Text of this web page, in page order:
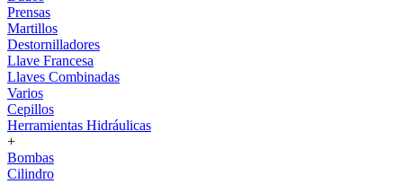
Prensas
Martillos
Destornilladores
Llave Francesa
Llaves Combinadas
Varios
Cepillos
Herramientas Hidráulicas
+
Bombas
Cilindro